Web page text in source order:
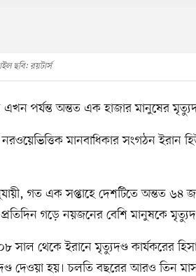
ছবি: রয়টার্স
পর্যন্ত অন্তত এক হাজার মানুষের
মানবাধিকার সংগঠন
গত এক সপ্তাহে দেশটিতে অন্তত ৬৪
প্রতিদিন গড়ে নয়জনের বেশি মানুষকে
থেকে ইরানে মৃত্যুদণ্ড কার্যকরের
দেওয়া হয়। চলতি বছরের আরও তিন মাস